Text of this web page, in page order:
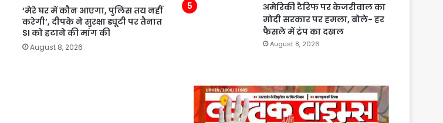
‘मेरे घर में कौन आएगा, पुलिस तय नहीं
करेगी’, दीपके ने सुरक्षा ड्यूटी पर तैनात
SI को हटाने की मांग की
August 8, 2026
अमेरिकी टैरिफ पर केजरीवाल का
मोदी सरकार पर हमला, बोले- हर
फैसले में ट्रंप का दखल
August 8, 2026